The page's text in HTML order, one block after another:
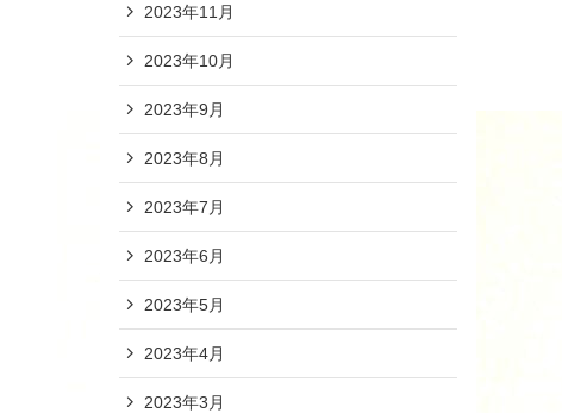
2023年11月
2023年10月
2023年9月
2023年8月
2023年7月
2023年6月
2023年5月
2023年4月
2023年3月